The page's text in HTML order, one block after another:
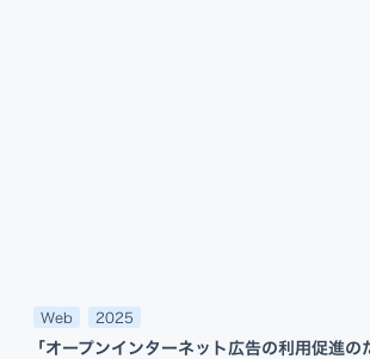
Web 2025
「オープンインターネット広告の利用促進